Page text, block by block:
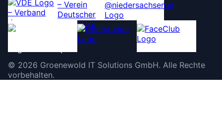
© 2026 Groenewold IT Solutions GmbH. Alle Rechte
vorbehalten.